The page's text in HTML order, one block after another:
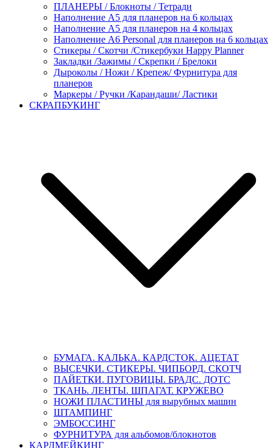
ПЛАНЕРЫ / Блокноты / Тетради
Наполнение А5 для планеров на 6 кольцах
Наполнение А5 для планеров на 4 кольцах
Наполнение А6 Personal для планеров на 6 кольцах
Стикеры / Скотчи /Стикербуки Happy Planner
Закладки /Зажимы / Скрепки / Брелоки
Дыроколы / Ножи / Крепеж/ Фурнитура для
планеров
Маркеры / Ручки /Карандаши/ Ластики
СКРАПБУКИНГ
БУМАГА. КАЛЬКА. КАРДСТОК. АЦЕТАТ
ВЫСЕЧКИ. СТИКЕРЫ. ЧИПБОРД. СКОТЧ
ПАЙЕТКИ. ПУГОВИЦЫ. БРАДС. ДОТС
ТКАНЬ. ЛЕНТЫ. ШПАГАТ. КРУЖЕВО
НОЖИ ПЛАСТИНЫ для вырубных машин
ШТАМПИНГ
ЭМБОССИНГ
ФУРНИТУРА для альбомов/блокнотов
КАРДМЕЙКИНГ